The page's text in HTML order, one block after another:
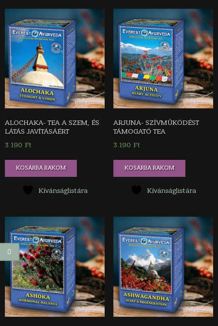
ALOCHAKA- TEA A SZEM, ÉS
LÁTÁS JAVÍTÁSÁÉRT
3.190 Ft
KOSÁRBA RAKOM
Kívánságlistára
ARJUNA- SZÍVMŰKÖDÉST
TÁMOGATÓ TEA
3.190 Ft
KOSÁRBA RAKOM
Kívánságlistára